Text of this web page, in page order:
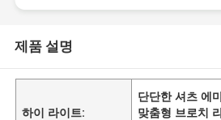
제품 설명
하이 라이트:
단단한 셔츠 에
맞춤형 브로치